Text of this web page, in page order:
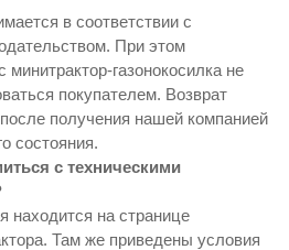
в соответствии с
При этом
минитрактор-газонокосилка не
покупателем. Возврат
получения нашей компанией
состояния.
с техническими
на странице
Там же приведены условия